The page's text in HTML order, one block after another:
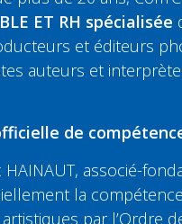
ET RH spécialisée
et éditeurs
auteurs et
de
associé-
la
par l’Ordre